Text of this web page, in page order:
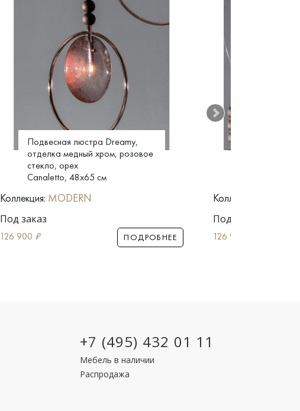
Подвесная люстра Dreamy,
отделка медный хром, розовое
стекло, орех
Canaletto, 48x65 см
Коллекция: MODERN
Под заказ
126 900 ₽ ПОДРОБНЕЕ
Коллекция:
Под заказ
126 900
+7 (495) 432 01 11
Мебель в наличии
Распродажа